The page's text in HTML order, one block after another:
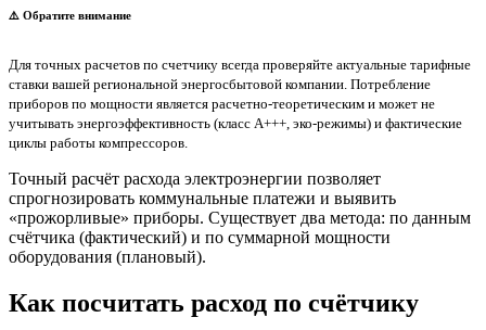
⚠️ Обратите внимание
Для точных расчетов по счетчику всегда проверяйте актуальные тарифные
ставки вашей региональной энергосбытовой компании. Потребление
приборов по мощности является расчетно-теоретическим и может не
учитывать энергоэффективность (класс А+++, эко-режимы) и фактические
циклы работы компрессоров.
Точный расчёт расхода электроэнергии позволяет
спрогнозировать коммунальные платежи и выявить
«прожорливые» приборы. Существует два метода: по данным
счётчика (фактический) и по суммарной мощности
оборудования (плановый).
Как посчитать расход по счётчику